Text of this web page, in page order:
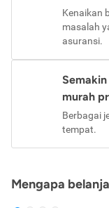
Kenaikan
masalah
asuransi.
murah
Berbagai
tempat.
Mengapa